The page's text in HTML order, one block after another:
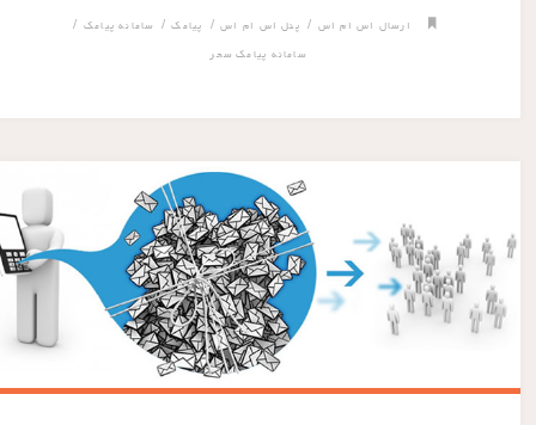
ارسال اس ام اس/ پنل اس ام اس / پیامک/ سامانه پیامک/
سامانه پیامک سحر